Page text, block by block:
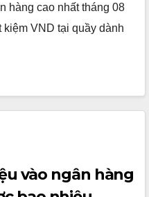
hàng cao nhất tháng 08
VND tại quầy dành
vào ngân hàng